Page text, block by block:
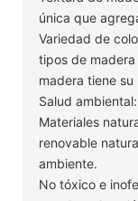
única que
Variedad de
tipos de
madera tiene
Salud ambiental:
Materiales
renovable
ambiente.
No tóxico e